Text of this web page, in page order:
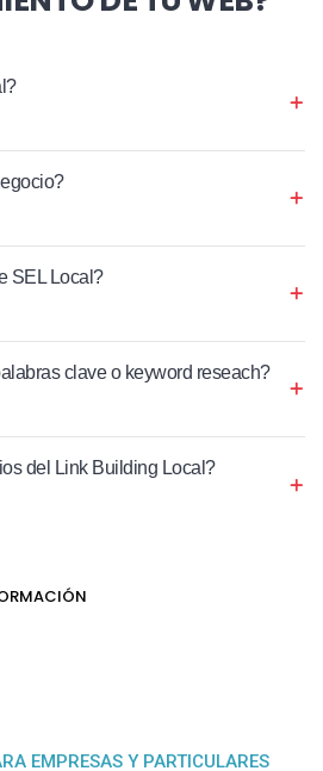
SEL Local?
clave o keyword reseach?
del Link Building Local?
EMPRESAS Y PARTICULARES